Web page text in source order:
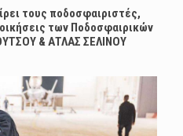
τους ποδοσφαιριστές,
των Ποδοσφαιρικών
& ΑΤΛΑΣ ΣΕΛΙΝΟΥ